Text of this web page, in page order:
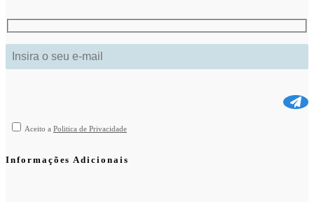
Aceito a Politica de Privacidade
Informações Adicionais